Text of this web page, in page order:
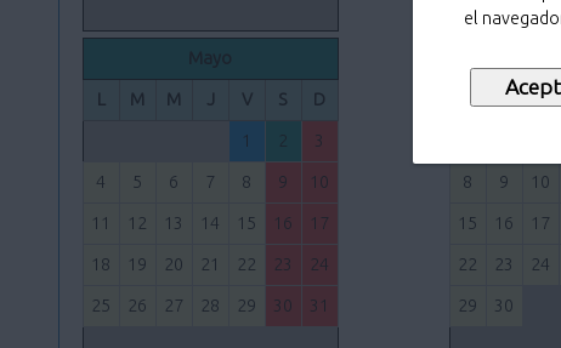
el
L M M J V S D
1 3
4 5 6 7 8 9 10
11 12 13 14 15 16 17
18 19 20 21 22 23 24
25 26 27 28 29 30 31
L M M
8 9 10
15 16 17
22 23 24
29 30